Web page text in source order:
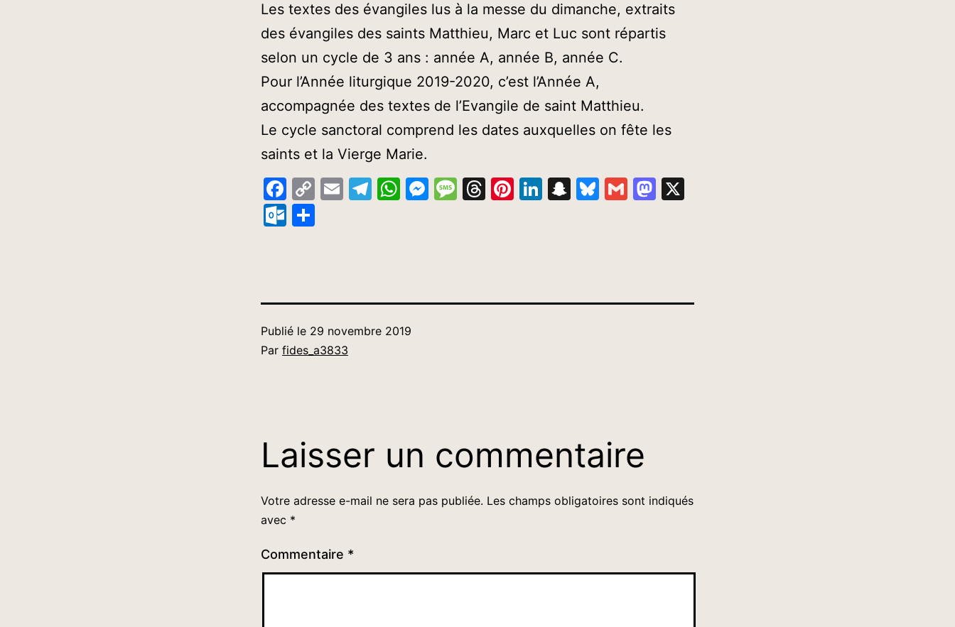
Les textes des évangiles lus à la messe du dimanche, extraits
des évangiles des saints Matthieu, Marc et Luc sont répartis
selon un cycle de 3 ans : année A, année B, année C.
Pour l’Année liturgique 2019-2020, c’est l’Année A,
accompagnée des textes de l’Evangile de saint Matthieu.
Le cycle sanctoral comprend les dates auxquelles on fête les
saints et la Vierge Marie.
Facebook
CopyEmailTelegram
WhatsApp
Messenger
Message
Threads
Pinterest
LinkedIn
Snapchat
Bluesky
GmailMastodon
Outlook.com
Publié le 29 novembre 2019
Par fides_a3833
Laisser un commentaire
Votre adresse e-mail ne sera pas publiée. Les champs obligatoires sont indiqués
avec *
Commentaire *